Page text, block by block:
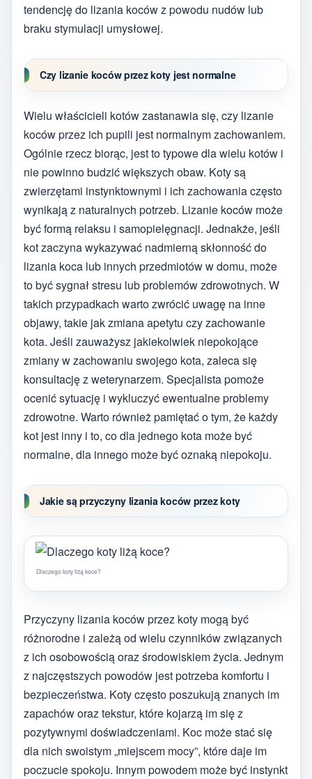
tendencję do lizania koców z powodu nudów lub
braku stymulacji umysłowej.
Czy lizanie koców przez koty jest normalne
Wielu właścicieli kotów zastanawia się, czy lizanie
koców przez ich pupili jest normalnym zachowaniem.
Ogólnie rzecz biorąc, jest to typowe dla wielu kotów i
nie powinno budzić większych obaw. Koty są
zwierzętami instynktownymi i ich zachowania często
wynikają z naturalnych potrzeb. Lizanie koców może
być formą relaksu i samopielęgnacji. Jednakże, jeśli
kot zaczyna wykazywać nadmierną skłonność do
lizania koca lub innych przedmiotów w domu, może
to być sygnał stresu lub problemów zdrowotnych. W
takich przypadkach warto zwrócić uwagę na inne
objawy, takie jak zmiana apetytu czy zachowanie
kota. Jeśli zauważysz jakiekolwiek niepokojące
zmiany w zachowaniu swojego kota, zaleca się
konsultację z weterynarzem. Specjalista pomoże
ocenić sytuację i wykluczyć ewentualne problemy
zdrowotne. Warto również pamiętać o tym, że każdy
kot jest inny i to, co dla jednego kota może być
normalne, dla innego może być oznaką niepokoju.
Jakie są przyczyny lizania koców przez koty
Dlaczego koty liżą koce?
Przyczyny lizania koców przez koty mogą być
różnorodne i zależą od wielu czynników związanych
z ich osobowością oraz środowiskiem życia. Jednym
z najczęstszych powodów jest potrzeba komfortu i
bezpieczeństwa. Koty często poszukują znanych im
zapachów oraz tekstur, które kojarzą im się z
pozytywnymi doświadczeniami. Koc może stać się
dla nich swoistym „miejscem mocy”, które daje im
poczucie spokoju. Innym powodem może być instynkt